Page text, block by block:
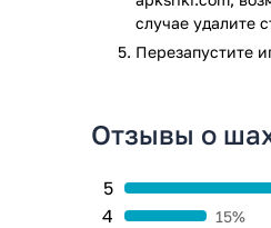
Бесплатно скачать
нашего сайта. Для
каталога будет
проверки по всем
случае удалите
Перезапустите
Отзывы о
4 15%
5